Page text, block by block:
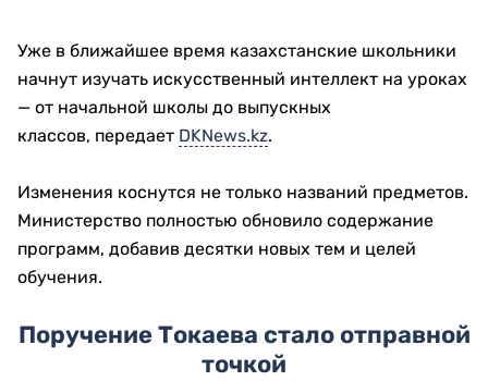
Уже в ближайшее время казахстанские школьники
начнут изучать искусственный интеллект на уроках
— от начальной школы до выпускных
классов, передает DKNews.kz.
Изменения коснутся не только названий предметов.
Министерство полностью обновило содержание
программ, добавив десятки новых тем и целей
обучения.
Поручение Токаева стало отправной
точкой